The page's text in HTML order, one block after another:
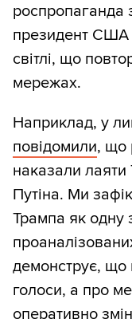
Назви та
Кластери, що
тематичного
підсумку
роспропаганда
президент США
світлі, що
мережах.
Наприклад, у
повідомили, що
наказали лаяти
Путіна. Ми
Трампа як одну
демонструє, що
голоси, а про
оперативно